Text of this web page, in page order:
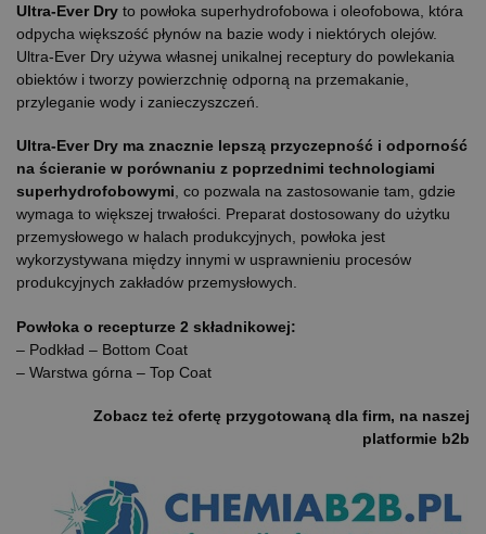
Ultra-Ever Dry to powłoka superhydrofobowa i oleofobowa, która
odpycha większość płynów na bazie wody i niektórych olejów.
Ultra-Ever Dry używa własnej unikalnej receptury do powlekania
obiektów i tworzy powierzchnię odporną na przemakanie,
przyleganie wody i zanieczyszczeń.
Ultra-Ever Dry ma znacznie lepszą przyczepność i odporność
na ścieranie w porównaniu z poprzednimi technologiami
superhydrofobowymi , co pozwala na zastosowanie tam, gdzie
wymaga to większej trwałości. Preparat dostosowany do użytku
przemysłowego w halach produkcyjnych, powłoka jest
wykorzystywana między innymi w usprawnieniu procesów
produkcyjnych zakładów przemysłowych.
Powłoka o recepturze 2 składnikowej:
– Podkład – Bottom Coat
– Warstwa górna – Top Coat
Zobacz też ofertę przygotowaną dla firm, na naszej
platformie b2b